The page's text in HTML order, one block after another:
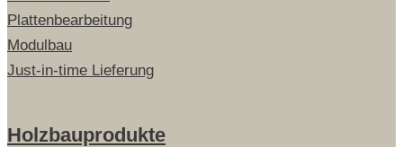
Plattenbearbeitung
Modulbau
Just-in-time Lieferung
Holzbauprodukte